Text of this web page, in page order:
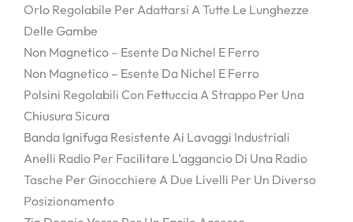
Orlo Regolabile Per Adattarsi A Tutte Le Lunghezze
Delle Gambe
Non Magnetico – Esente Da Nichel E Ferro
Non Magnetico – Esente Da Nichel E Ferro
Polsini Regolabili Con Fettuccia A Strappo Per Una
Chiusura Sicura
Banda Ignifuga Resistente Ai Lavaggi Industriali
Anelli Radio Per Facilitare L’aggancio Di Una Radio
Tasche Per Ginocchiere A Due Livelli Per Un Diverso
Posizionamento